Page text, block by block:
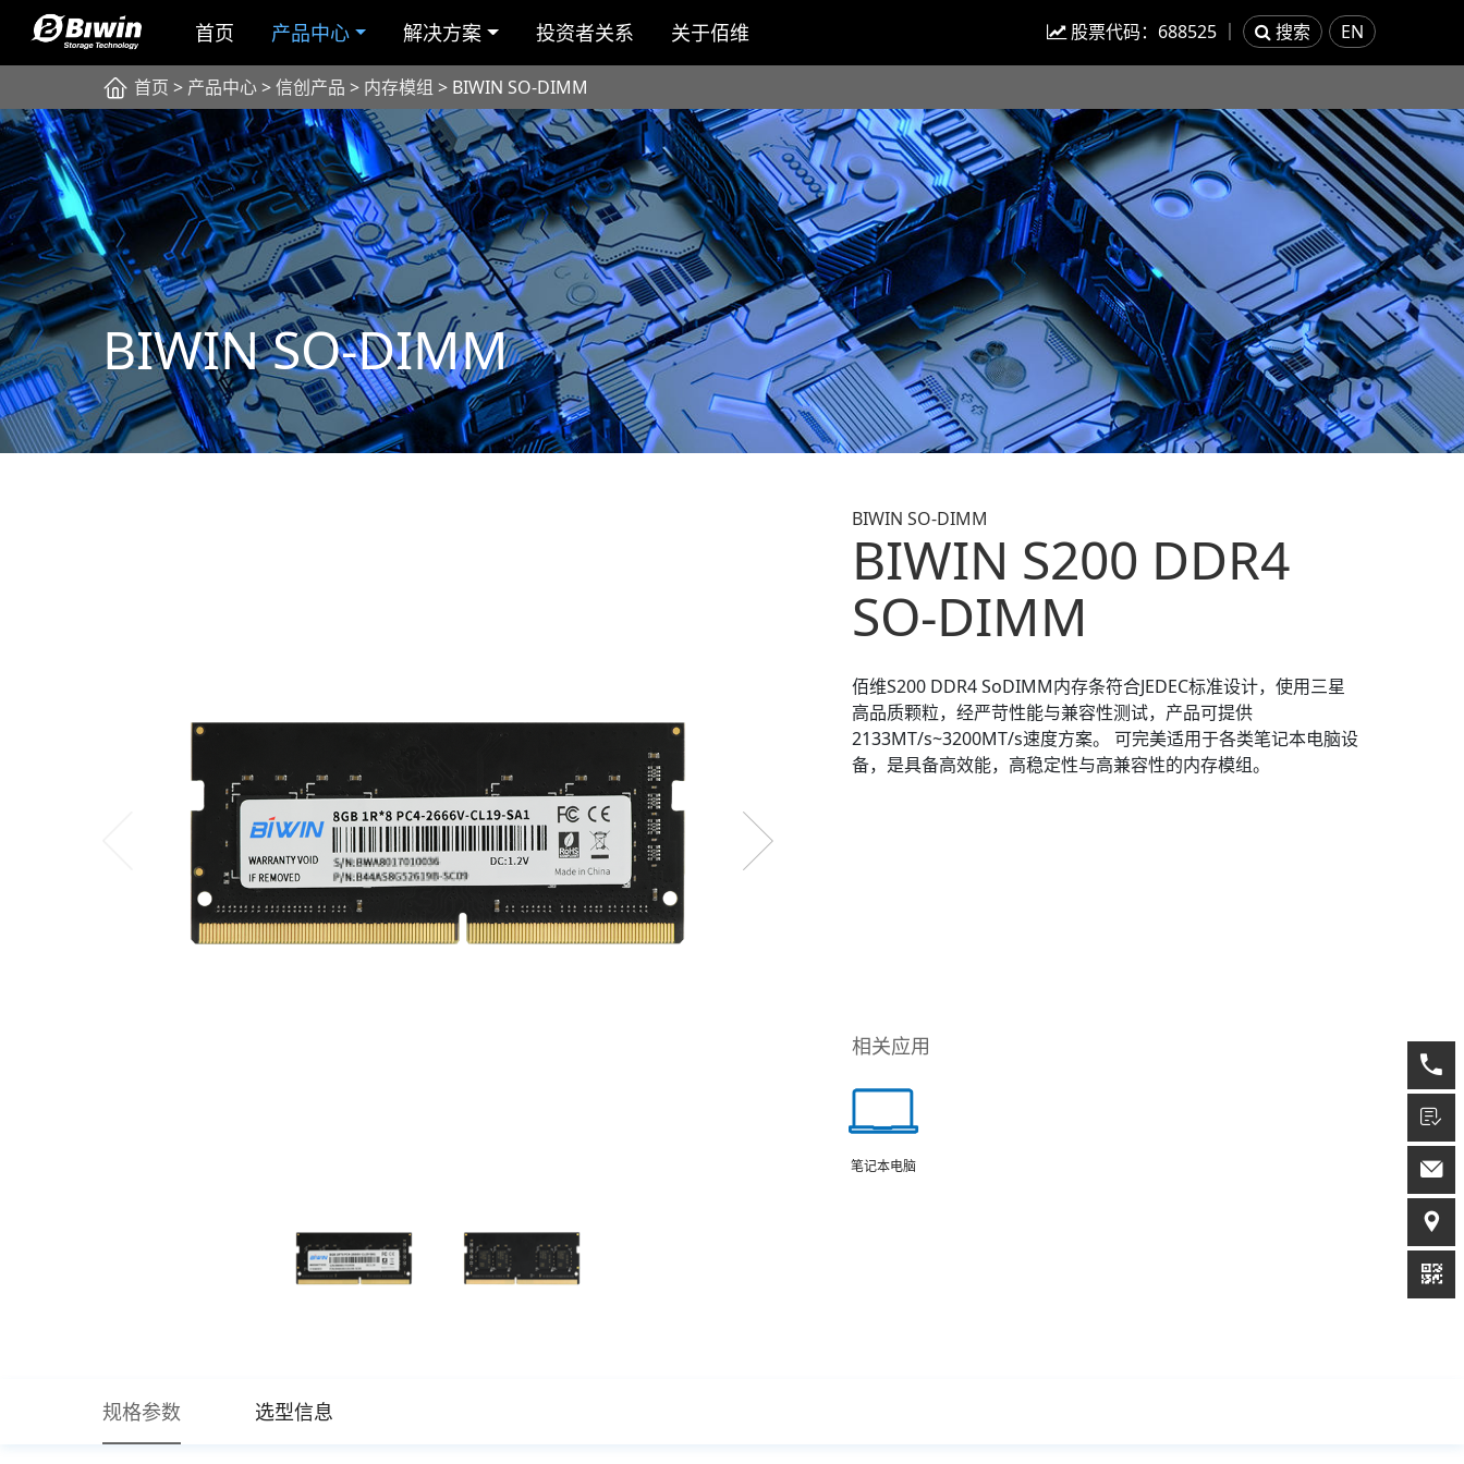
首页 产品中心 解决方案 投资者关系 关于佰维 股票代码： 688525 搜索 EN
首页 > 产品中心>信创产品 > 内存模组 > BIWIN SO-DIMM
BIWIN SO-DIMM
BIWIN SO-DIMM
BIWIN S200 DDR4
SO-DIMM
佰维S200 DDR4 SoDIMM内存条符合JEDEC标准设计，使用三星
高品质颗粒，经严苛性能与兼容性测试，产品可提供
2133MT/s~3200MT/s速度方案。 可完美适用于各类笔记本电脑设
备，是具备高效能，高稳定性与高兼容性的内存模组。
相关应用
笔记本电脑
规格参数 选型信息